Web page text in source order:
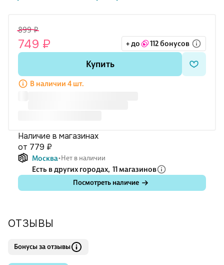
этому обучение дается легко и приносит хороший результат.
Книга состоит из двух частей. Настоящая вторая часть
содержит информацию о преобразованиях со степенями и
корнями, линейной и квадратной функциях, рассматривает
899 ₽
749 ₽ + до 112 бонусов
Купить
В наличии 4 шт.
Наличие в магазинах
от 779 ₽
Москва Нет в наличии
Есть в других городах, 11 магазинов
Посмотреть наличие
ОТЗЫВЫ
Бонусы за отзывы